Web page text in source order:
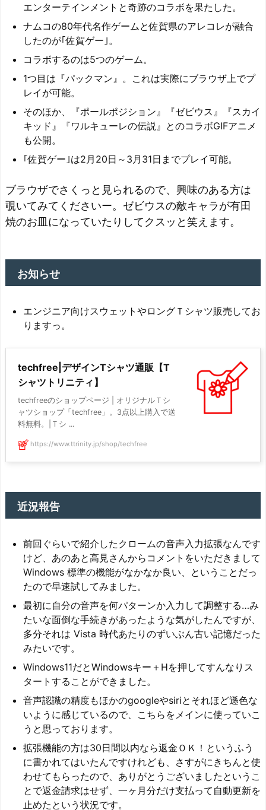
エンターテインメントと奇跡のコラボを果たした。
ナムコの80年代名作ゲームと佐賀県のアレコレが融合
したのが｢佐賀ゲー｣。
コラボするのは5つのゲーム。
1つ目は『パックマン』。これは実際にブラウザ上でプ
レイが可能。
そのほか、『ポールポジション』『ゼビウス』『スカイ
キッド』『ワルキューレの伝説』とのコラボGIFアニメ
も公開。
｢佐賀ゲー｣は2月20日～3月31日までプレイ可能。
ブラウザでさくっと見られるので、興味のある方は
覗いてみてくださいー。ゼビウスの敵キャラが有田
焼のお皿になっていたりしてクスッと笑えます。
お知らせ
エンジニア向けスウェットやロングＴシャツ販売してお
りますっ。
techfree|デザインTシャツ通販【T
シャツトリニティ】
techfreeのショップページ | オリジナルＴシ
ャツショップ「techfree」。3点以上購入で送
料無料。|Ｔシ ...
https://www.ttrinity.jp/shop/techfree
近況報告
前回ぐらいで紹介したクロームの音声入力拡張なんです
けど、あのあと高見さんからコメントをいただきまして
Windows 標準の機能がなかなか良い、ということだっ
たので早速試してみました。
最初に自分の音声を何パターンか入力して調整する…み
たいな面倒な手続きがあったような気がしたんですが、
多分それは Vista 時代あたりのずいぶん古い記憶だった
みたいです。
Windows11だとWindowsキー＋Hを押してすんなりス
タートすることができました。
音声認識の精度もほかのgoogleやsiriとそれほど遜色な
いように感じているので、こちらをメインに使っていこ
うと思っております。
拡張機能の方は30日間以内なら返金ＯＫ！というふう
に書かれてはいたんですけれども、さすがにきちんと使
わせてもらったので、ありがとうございましたというこ
とで返金請求はせず、一ヶ月分だけ支払って自動更新を
止めたという状況です。